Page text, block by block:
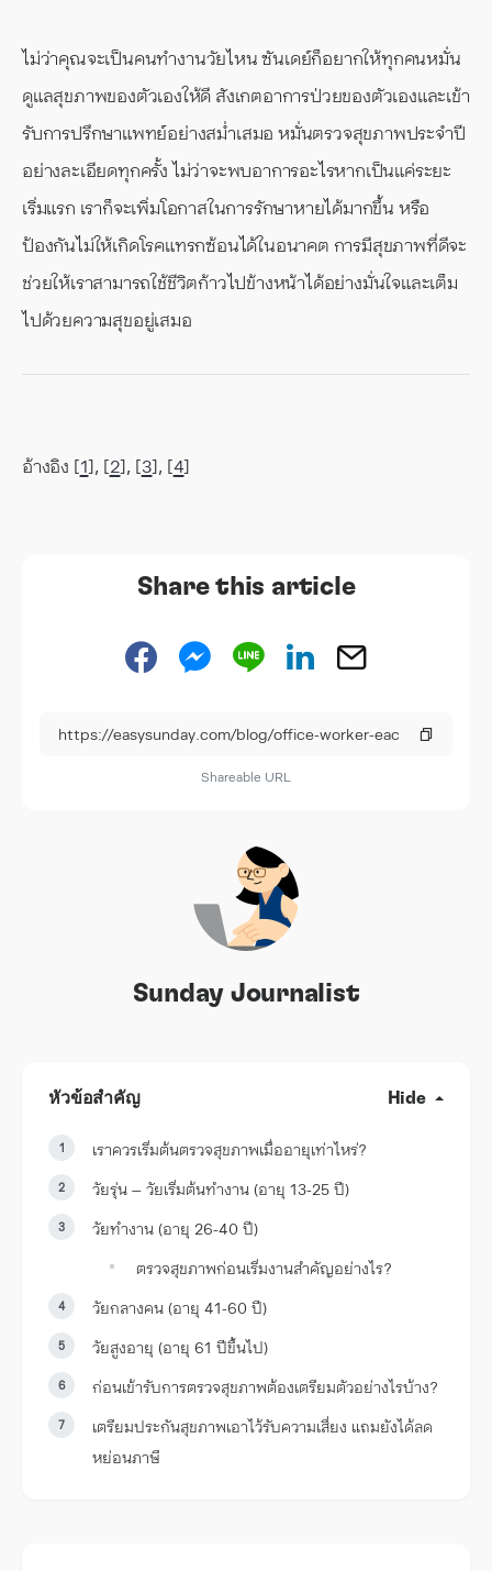
ไม่ว่าคุณจะเป็นคนทำงานวัยไหน ซันเดย์ก็อยากให้ทุกคนหมั่น
ดูแลสุขภาพของตัวเองให้ดี สังเกตอาการป่วยของตัวเองและเข้า
รับการปรึกษาแพทย์อย่างสม่ำเสมอ หมั่นตรวจสุขภาพประจำปี
อย่างละเอียดทุกครั้ง ไม่ว่าจะพบอาการอะไรหากเป็นแค่ระยะ
เริ่มแรก เราก็จะเพิ่มโอกาสในการรักษาหายได้มากขึ้น หรือ
ป้องกันไม่ให้เกิดโรคแทรกซ้อนได้ในอนาคต การมีสุขภาพที่ดีจะ
ช่วยให้เราสามารถใช้ชีวิตก้าวไปข้างหน้าได้อย่างมั่นใจและเต็ม
ไปด้วยความสุขอยู่เสมอ
อ้างอิง [1], [2], [3], [4]
Share this article
Shareable URL
Sunday Journalist
หัวข้อสำคัญ Hide
เราควรเริ่มต้นตรวจสุขภาพเมื่ออายุเท่าไหร่?
วัยรุ่น – วัยเริ่มต้นทำงาน (อายุ 13-25 ปี)
วัยทำงาน (อายุ 26-40 ปี)
ตรวจสุขภาพก่อนเริ่มงานสำคัญอย่างไร?
วัยกลางคน (อายุ 41-60 ปี)
วัยสูงอายุ (อายุ 61 ปีขึ้นไป)
ก่อนเข้ารับการตรวจสุขภาพต้องเตรียมตัวอย่างไรบ้าง?
เตรียมประกันสุขภาพเอาไว้รับความเสี่ยง แถมยังได้ลด
หย่อนภาษี